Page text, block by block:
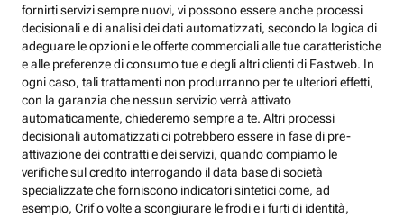
fornirti servizi sempre nuovi, vi possono essere anche processi
decisionali e di analisi dei dati automatizzati, secondo la logica di
adeguare le opzioni e le offerte commerciali alle tue caratteristiche
e alle preferenze di consumo tue e degli altri clienti di Fastweb. In
ogni caso, tali trattamenti non produrranno per te ulteriori effetti,
con la garanzia che nessun servizio verrà attivato
automaticamente, chiederemo sempre a te. Altri processi
decisionali automatizzati ci potrebbero essere in fase di pre-
attivazione dei contratti e dei servizi, quando compiamo le
verifiche sul credito interrogando il data base di società
specializzate che forniscono indicatori sintetici come, ad
esempio, Crif o volte a scongiurare le frodi e i furti di identità,